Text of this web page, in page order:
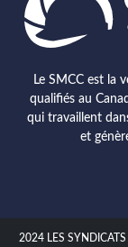
Le SMCC est la
qualifiés au
qui travaillent
et
2024 LES